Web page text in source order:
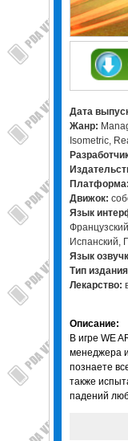
Дата
Жанр:
Isometric,
Платформа:
Движок:
Язык
Испанский,
Язык
Тип
Лекарство:
Описание:
В игре WE
менеджера
познаете
также
падений